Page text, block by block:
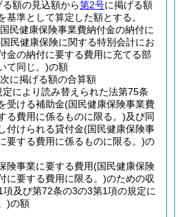
る額の見込額から第2号に掲げる額
基準として算定した額とする。
民健康保険事業費納付金の納付に
民健康保険に関する特別会計にお
金の納付に要する費用に充てる部
て同じ。)の額
に掲げる額の合算額
により読み替えられた法第75条
受ける補助金(国民健康保険事業費
る費用に係るものに限る。)及び同
付けられる貸付金(国民健康保険事
要する費用に係るものに限る。)の
険事業に要する費用(国民健康保険
に要する費用に限る。)のための収
及び第72条の3の3第1項の規定に
)の額